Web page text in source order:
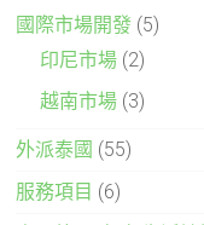
國際市場開發 (5)
印尼市場 (2)
越南市場 (3)
外派泰國 (55)
服務項目 (6)